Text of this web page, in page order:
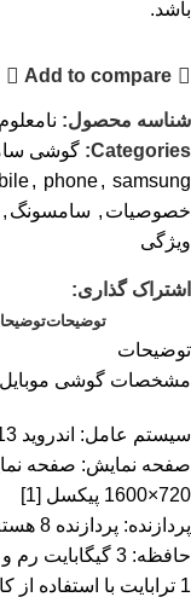
باشد.
Add to compare
شناسه محصول: نامعلوم
Categories: گوشی
, phone, samsung
خصوصیات , سامسونگ ,
ویژگی
اشتراک گذاری:
توضیحات
توضیحات
مشخصات گوشی موبایل Samsung Galaxy A04S عبارتند از:
سیستم عامل: اندروید 13
720×1600 پیکسل
[1]
پردازنده: پردازنده 8 هسته‌ای با سرعت 2.3 گیگاهرتز
1 ترابایت با استفاده از کارت حافظه microSD